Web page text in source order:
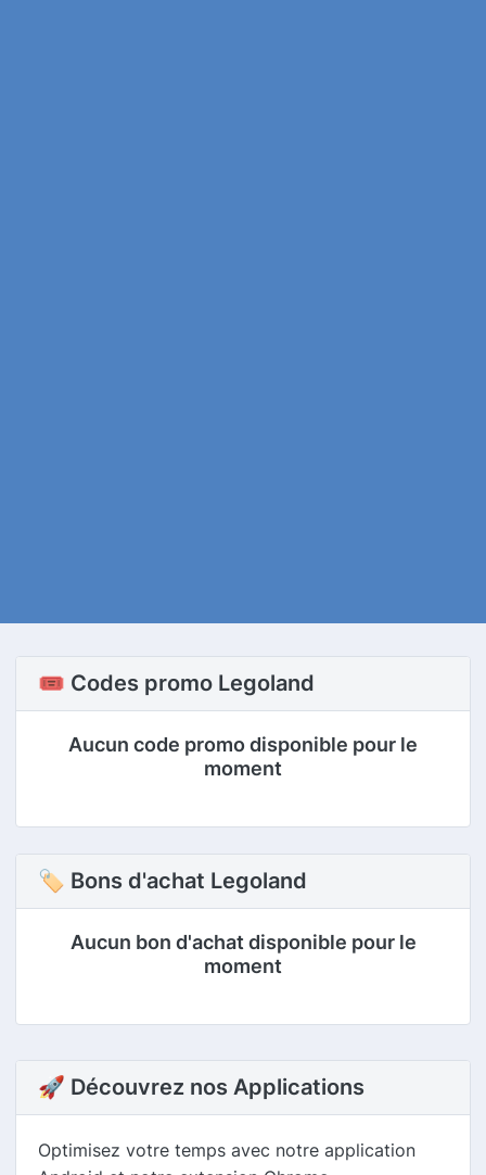
🎟️ Codes promo Legoland
Aucun code promo disponible pour le
moment
🏷 Bons d'achat Legoland
Aucun bon d'achat disponible pour le
moment
🚀 Découvrez nos Applications
Optimisez votre temps avec notre application